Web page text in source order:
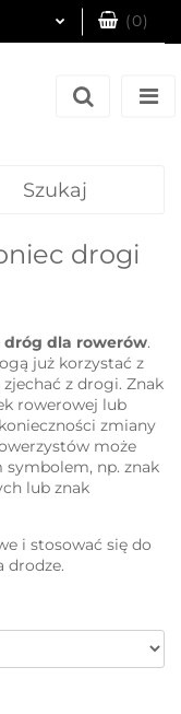
(0)
Szukaj
drogi
dróg dla rowerów.
już korzystać z
z drogi. Znak
rowerowej lub
zmiany
może
np. znak
lub znak
i stosować się do
drodze.